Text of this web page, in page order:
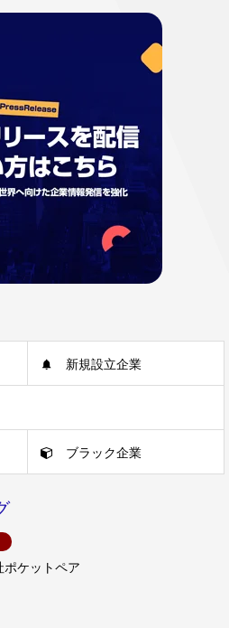
新規設立企業
ブラック企業
ポケットペア